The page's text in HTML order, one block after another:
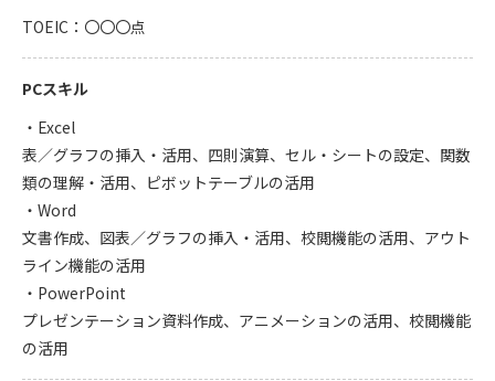
TOEIC：〇〇〇点
PCスキル
・Excel
表／グラフの挿入・活用、四則演算、セル・シートの設定、関数
類の理解・活用、ピボットテーブルの活用
・Word
文書作成、図表／グラフの挿入・活用、校閲機能の活用、アウト
ライン機能の活用
・PowerPoint
プレゼンテーション資料作成、アニメーションの活用、校閲機能
の活用